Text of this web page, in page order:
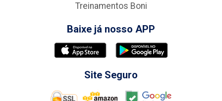
Treinamentos Boni
Baixe já nosso APP
Site Seguro